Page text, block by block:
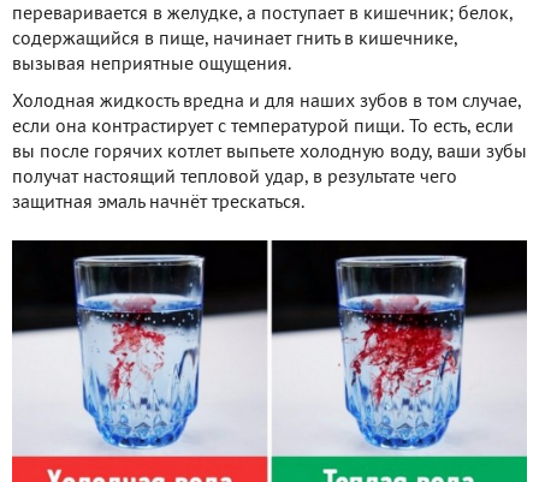
переваривается в желудке, а поступает в кишечник; белок,
содержащийся в пище, начинает гнить в кишечнике,
вызывая неприятные ощущения.
Холодная жидкость вредна и для наших зубов в том случае,
если она контрастирует с температурой пищи. То есть, если
вы после горячих котлет выпьете холодную воду, ваши зубы
получат настоящий тепловой удар, в результате чего
защитная эмаль начнёт трескаться.